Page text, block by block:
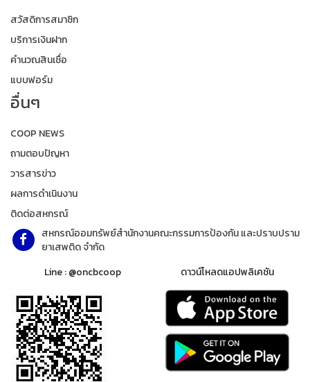
สวัสดิการสมาชิก
บริการเงินฝาก
คำนวณสินเชื่อ
แบบฟอร์ม
อื่นๆ
COOP NEWS
ถามตอบปัญหา
วารสารข่าว
ผลการดำเนินงาน
ติดต่อสหกรณ์
สหกรณ์ออมทรัพย์สำนักงานคณะกรรมการป้องกัน และปราบปราม
ยาเสพติด จำกัด
Line : @oncbcoop
ดาวน์โหลดแอปพลิเคชัน